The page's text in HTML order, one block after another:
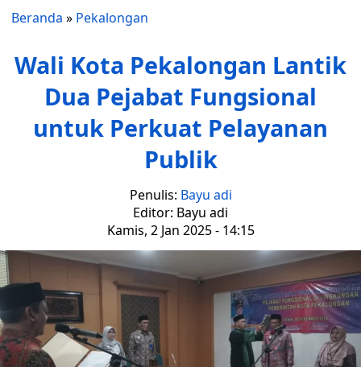
Beranda » Pekalongan
Wali Kota Pekalongan Lantik
Dua Pejabat Fungsional
untuk Perkuat Pelayanan
Publik
Penulis: Bayu adi
Editor: Bayu adi
Kamis, 2 Jan 2025 - 14:15